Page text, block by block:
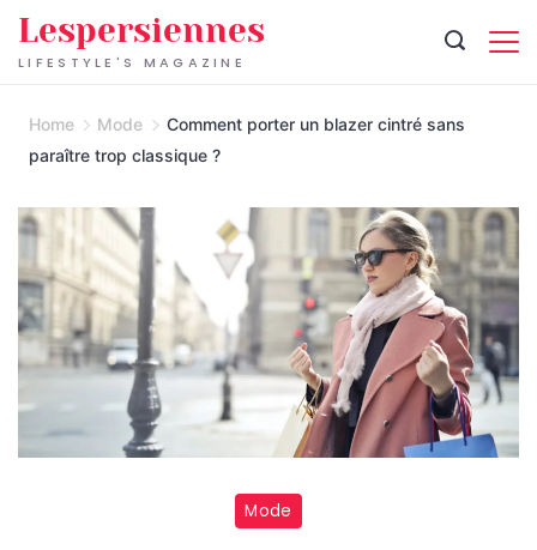
Skip
toLIFESTYLE'S MAGAZINE
Lespersiennes
Home Mode
Comment porter un blazer cintré sans
paraître trop classique ?
Mode